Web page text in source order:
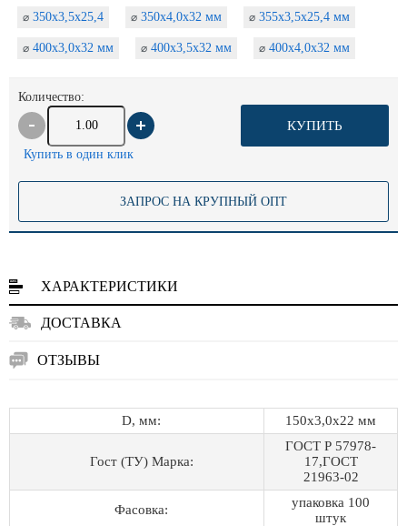
⌀ 350х3,5х25,4 ⌀ 350х4,0х32 мм ⌀ 355х3,5х25,4 мм
⌀ 400х3,0х32 мм ⌀ 400х3,5х32 мм ⌀ 400х4,0х32 мм
Количество:
КУПИТЬ
Купить в один клик
ЗАПРОС НА КРУПНЫЙ ОПТ
ХАРАКТЕРИСТИКИ
ДОСТАВКА
ОТЗЫВЫ
D, мм: 150х3,0х22 мм
Гост (ТУ) Марка:
ГОСТ Р 57978-
17,ГОСТ
21963-02
Фасовка:
упаковка 100
штук